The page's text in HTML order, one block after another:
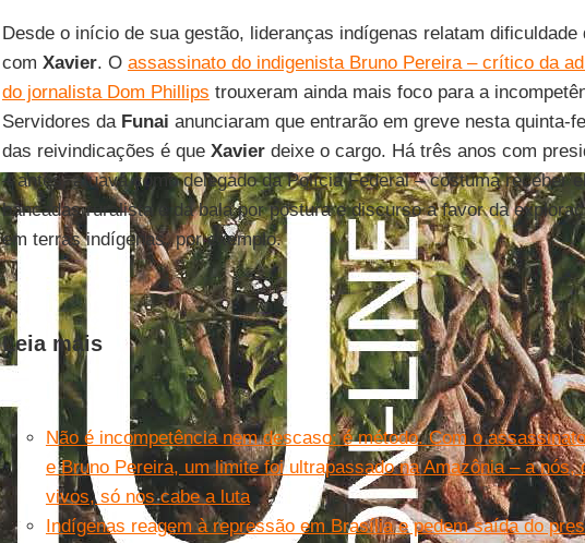
Desde o início de sua gestão, lideranças indígenas relatam dificuldade
com Xavier. O assassinato do indigenista Bruno Pereira – crítico da
do jornalista Dom Phillips trouxeram ainda mais foco para a
Servidores da Funai anunciaram que entrarão em greve nesta quinta-
das reivindicações é que Xavierdeixe o cargo. Há três anos com
– antes, atuava como delegado da Polícia Federal – costuma receber
bancadas ruralista e da bala por postura e discurso a favor da
em terras indígenas, por exemplo.
Leia mais
Não é incompetência nem descaso: é método. Com o
e Bruno Pereira, um limite foi ultrapassado na Amazônia – a nós,
vivos, só nos cabe a luta
Indígenas reagem à repressão em Brasília e pedem saída do